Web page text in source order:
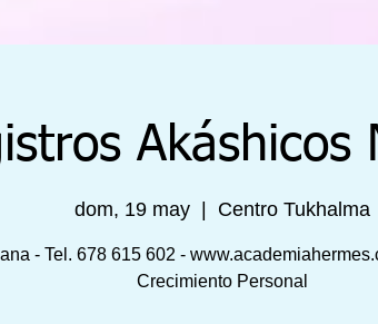
Akáshicos
dom, 19 may Centro Tukhalma
- Tel. 678 615 602 -
Crecimiento Personal